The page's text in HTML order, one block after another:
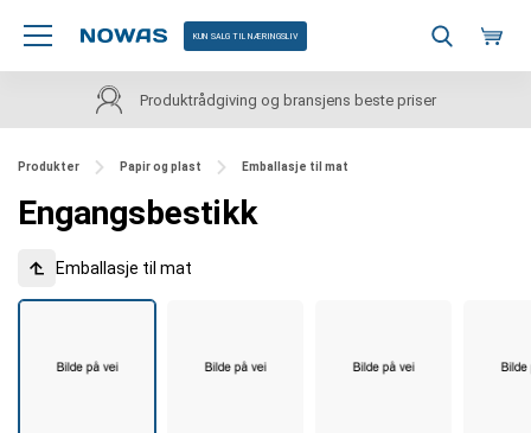
KUN SALG TIL NÆRINGSLIV
Produktrådgiving og bransjens beste priser
Produkter Papir og plast Emballasje til mat
Engangsbestikk
Emballasje til mat